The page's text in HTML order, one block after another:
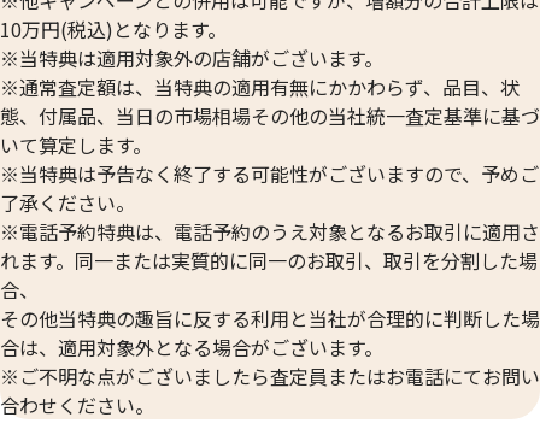
プラチナ850(Pt850)ネックレス・指輪
34.0g
参考買取価格
450,200円
プラチナ
参考買取価格
410,500円
10万円(税込)となります。
※当特典は適用対象外の店舗がございます。
※通常査定額は、当特典の適用有無にかかわらず、品目、状
態、付属品、当日の市場相場その他の当社統一査定基準に基づ
いて算定します。
※当特典は予告なく終了する可能性がございますので、予めご
了承ください。
※電話予約特典は、電話予約のうえ対象となるお取引に適用さ
れます。同一または実質的に同一のお取引、取引を分割した場
合、
その他当特典の趣旨に反する利用と当社が合理的に判断した場
合は、適用対象外となる場合がございます。
※ご不明な点がございましたら査定員またはお電話にてお問い
合わせください。